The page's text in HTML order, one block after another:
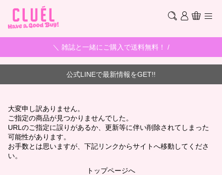
＼ 雑誌と一緒にご購入で送料無料！ /
公式LINEで最新情報をGET!!
大変申し訳ありません。
ご指定の商品が見つかりませんでした。
URLのご指定に誤りがあるか、更新等に伴い削除されてしまった
可能性があります。
お手数とは思いますが、下記リンクからサイトへ移動してくださ
い。
トップページへ